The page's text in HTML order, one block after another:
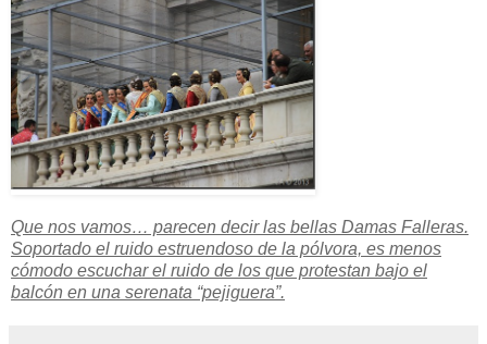
Que nos vamos… parecen decir las bellas Damas Falleras.
Soportado el ruido estruendoso de la pólvora, es menos
cómodo escuchar el ruido de los que protestan bajo el
balcón en una serenata “pejiguera”.